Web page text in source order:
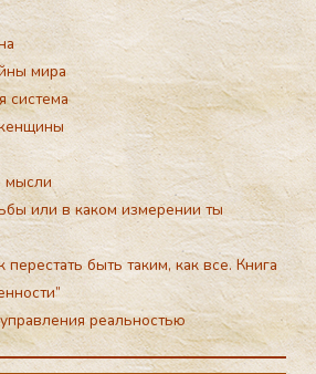
реальностью
и следствия
или в чем твоя уникальность
или управляем энергией желаний
мира
система
мысли
или в каком измерении ты